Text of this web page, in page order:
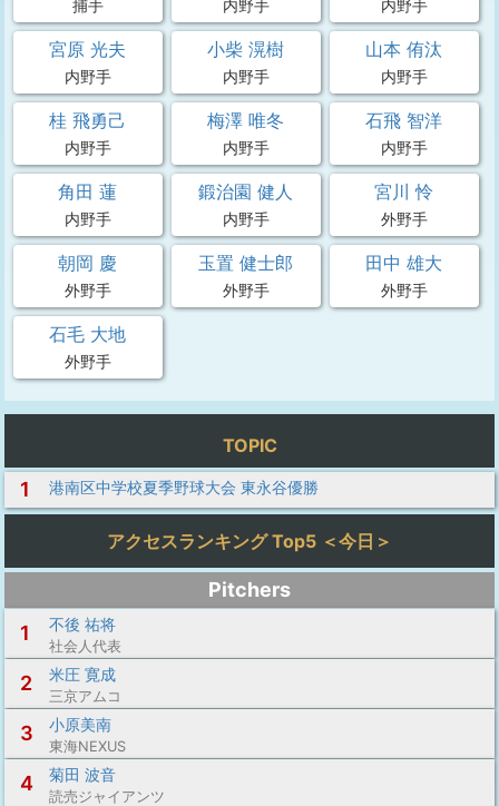
捕手 内野手 内野手
宮原 光夫
内野手
小柴 滉樹
内野手
山本 侑汰
内野手
桂 飛勇己
内野手
梅澤 唯冬
内野手
石飛 智洋
内野手
角田 蓮
内野手
鍛治園 健人
内野手
宮川 怜
外野手
朝岡 慶
外野手
玉置 健士郎
外野手
田中 雄大
外野手
石毛 大地
外野手
TOPIC
1 港南区中学校夏季野球大会 東永谷優勝
アクセスランキング Top5 ＜今日＞
Pitchers
1
不後 祐将
社会人代表
2 米圧 寛成
三京アムコ
3 小原美南
東海NEXUS
4 菊田 波音
読売ジャイアンツ